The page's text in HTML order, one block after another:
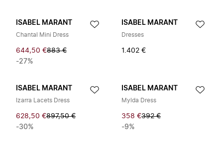
ISABEL MARANT
Chantal Mini Dress
644,50 €883 €
-27%
ISABEL MARANT
Dresses
1.402 €
ISABEL MARANT
Izarra Lacets Dress
628,50 €897,50 €
-30%
ISABEL MARANT
Mylda Dress
358 €392 €
-9%